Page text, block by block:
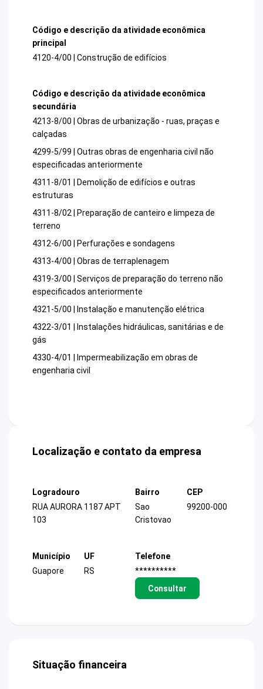
Código e descrição da atividade econômica
principal
4120-4/00 | Construção de edifícios
Código e descrição da atividade econômica
secundária
4213-8/00 | Obras de urbanização - ruas, praças e
calçadas
4299-5/99 | Outras obras de engenharia civil não
especificadas anteriormente
4311-8/01 | Demolição de edifícios e outras
estruturas
4311-8/02 | Preparação de canteiro e limpeza de
terreno
4312-6/00 | Perfurações e sondagens
4313-4/00 | Obras de terraplenagem
4319-3/00 | Serviços de preparação do terreno não
especificados anteriormente
4321-5/00 | Instalação e manutenção elétrica
4322-3/01 | Instalações hidráulicas, sanitárias e de
gás
4330-4/01 | Impermeabilização em obras de
engenharia civil
Localização e contato da empresa
Logradouro
RUA AURORA 1187 APT
103
Bairro
Sao
Cristovao
CEP
99200-000
Município
Guapore
UF
RS
Telefone
**********
Consultar
Situação financeira